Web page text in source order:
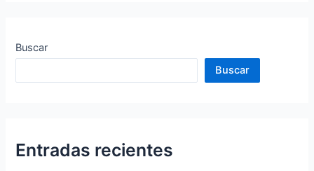
Buscar
Buscar
Entradas recientes